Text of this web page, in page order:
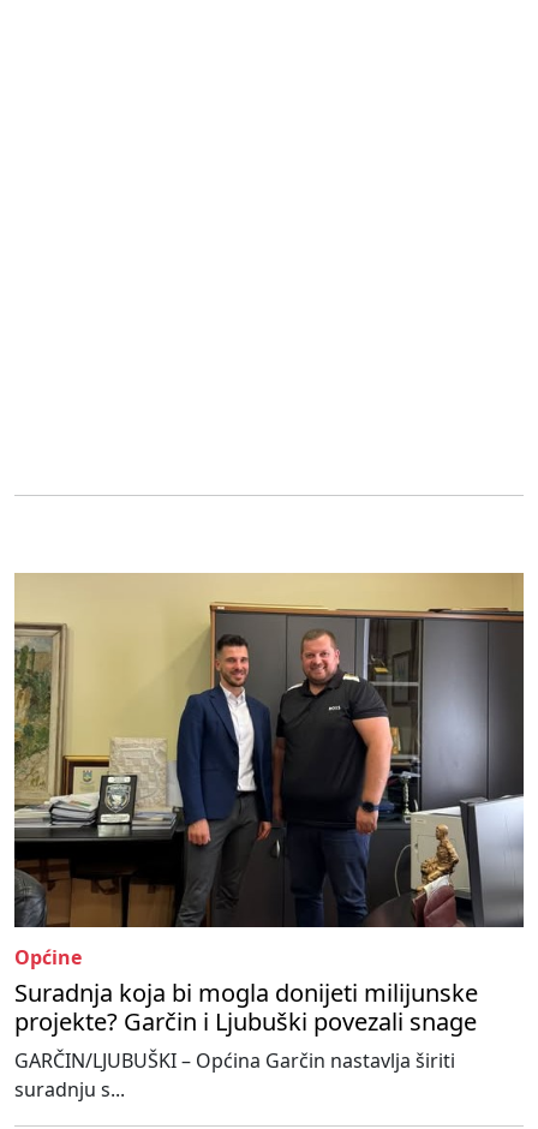
Općine
Suradnja koja bi mogla donijeti milijunske
projekte? Garčin i Ljubuški povezali snage
GARČIN/LJUBUŠKI – Općina Garčin nastavlja širiti
suradnju s...